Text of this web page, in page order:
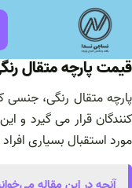
محتوا
قیمت پارچه متقال
پارچه متقال رنگی،
کنندگان قرار می گیرد و
مورد استقبال بسیاری